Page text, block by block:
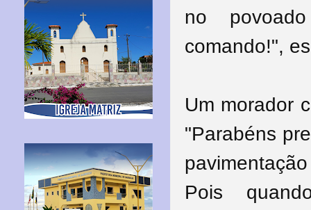
no
comando!",
Um morador
"Parabéns
Pois